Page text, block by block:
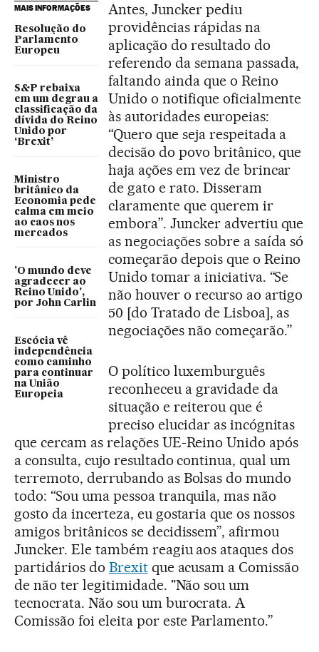
MAIS INFORMAÇÕES
Resolução do
Parlamento
Europeu
S&P rebaixa
em um degrau a
classificação da
dívida do Reino
Unido por
‘Brexit’
Ministro
britânico da
Economia pede
calma em meio
ao caos nos
mercados
'O mundo deve
agradecer ao
Reino Unido',
por John Carlin
Escócia vê
independência
como caminho
para continuar
na União
Europeia
Antes, Juncker pediu
providências rápidas na
aplicação do resultado do
referendo da semana passada,
faltando ainda que o Reino
Unido o notifique oficialmente
às autoridades europeias:
“Quero que seja respeitada a
decisão do povo britânico, que
haja ações em vez de brincar
de gato e rato. Disseram
claramente que querem ir
embora”. Juncker advertiu que
as negociações sobre a saída só
começarão depois que o Reino
Unido tomar a iniciativa. “Se
não houver o recurso ao artigo
50 [do Tratado de Lisboa], as
negociações não começarão.”
O político luxemburguês
reconheceu a gravidade da
situação e reiterou que é
preciso elucidar as incógnitas
que cercam as relações UE-Reino Unido após
a consulta, cujo resultado continua, qual um
terremoto, derrubando as Bolsas do mundo
todo: “Sou uma pessoa tranquila, mas não
gosto da incerteza, eu gostaria que os nossos
amigos britânicos se decidissem”, afirmou
Juncker. Ele também reagiu aos ataques dos
partidários do Brexitque acusam a Comissão
de não ter legitimidade. "Não sou um
tecnocrata. Não sou um burocrata. A
Comissão foi eleita por este Parlamento.”